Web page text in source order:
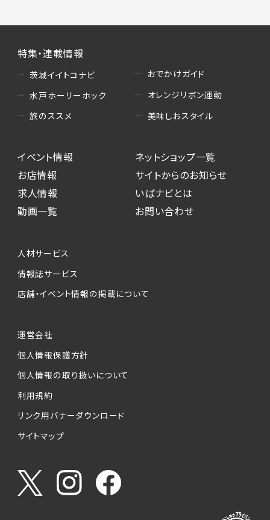
特集・連載情報
茨城イイトコナビ
水戸ホーリーホック
旅のススメ
おでかけガイド
オレンジリボン運動
美味しおスタイル
イベント情報
お店情報
求人情報
動画一覧
ネットショップ一覧
サイトからのお知らせ
いばナビとは
お問い合わせ
人材サービス
情報誌サービス
店舗・イベント情報の掲載について
運営会社
個人情報保護方針
個人情報の取り扱いについて
利用規約
リンク用バナーダウンロード
サイトマップ